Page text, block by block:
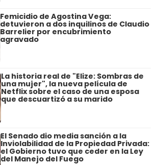
Femicidio de Agostina Vega:
detuvieron a dos inquilinos de Claudio
Barrelier por encubrimiento
agravado
La historia real de "Elize: Sombras de
una mujer", la nueva película de
Netflix sobre el caso de una esposa
que descuartizó a su marido
El Senado dio media sanción a la
Inviolabilidad de la Propiedad Privada:
el Gobierno tuvo que ceder en la Ley
del Manejo del Fuego